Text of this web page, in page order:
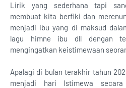
Lirik yang sederhana tapi
membuat kita berfiki dan
menjadi ibu yang di maksud
lagu himne ibu dll dengan
mengingatkan keistimewaan
Apalagi di bulan terakhir tahun
menjadi hari Istimewa